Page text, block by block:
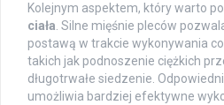
Kolejnym aspektem, który warto
ciała. Silne mięśnie pleców
postawą w trakcie wykonywania
takich jak podnoszenie ciężkich
długotrwałe siedzenie.
umożliwia bardziej efektywne